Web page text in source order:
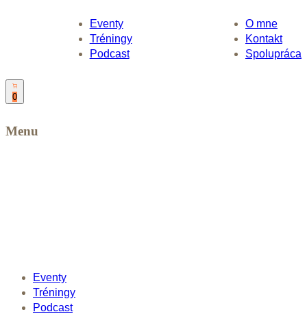
Eventy
Tréningy
Podcast
O mne
Kontakt
Spolupráca
0
Menu
Eventy
Tréningy
Podcast